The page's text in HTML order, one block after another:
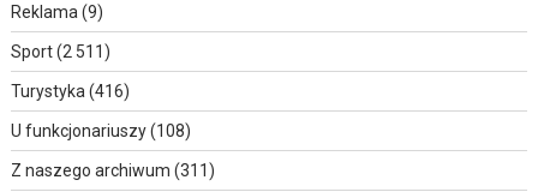
Reklama (9)
Sport(2 511)
Turystyka (416)
U funkcjonariuszy(108)
Z naszego archiwum (311)